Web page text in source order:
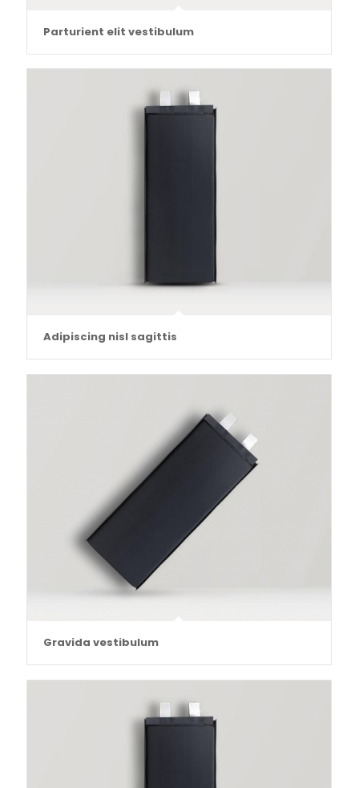
Parturient elit vestibulum
Adipiscing nisl sagittis
Gravida vestibulum